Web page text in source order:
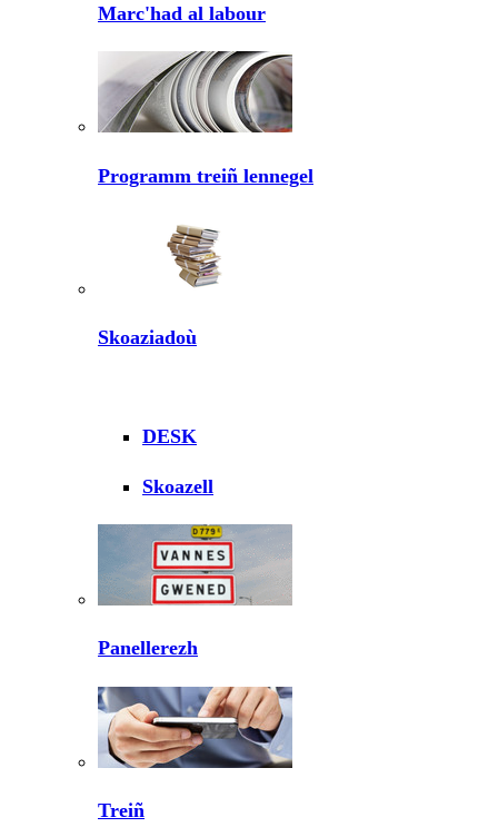
Marc'had al labour
Programm treiñ lennegel
Skoaziadoù
DESK
Skoazell
Panellerezh
Treiñ